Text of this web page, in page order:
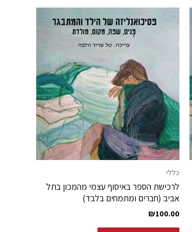
כללי
לרכישת הספר באיסוף עצמי מהמכון בתל
אביב (חברים ומתמחים בלבד)
₪100.00